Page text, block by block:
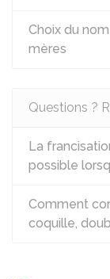
Choix du
mères
Questions ?
La
possible
Comment
coquille,